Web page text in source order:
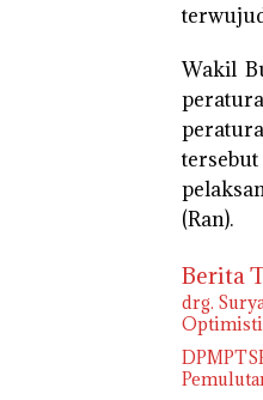
Wakil
(Ran).
Berita
drg.